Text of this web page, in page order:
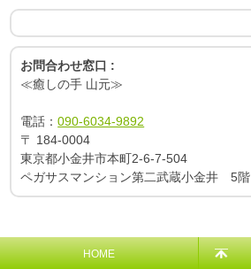
お問合わせ窓口 :
≪癒しの手 山元≫
電話：090-6034-9892
〒 184-0004
東京都小金井市本町2-6-7-504
ペガサスマンション第二武蔵小金井 5階
HOME